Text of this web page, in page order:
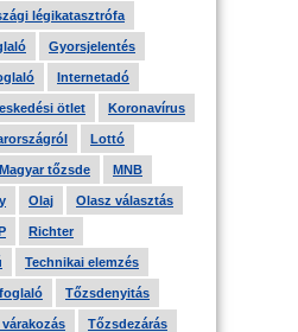
légikatasztrófa
Gyorsjelentés
Internetadó
ötlet Koronavírus
Lottó
Magyar tőzsde MNB
Olaj Olasz választás
Richter
Technikai elemzés
Tőzsdenyitás
Tőzsdezárás